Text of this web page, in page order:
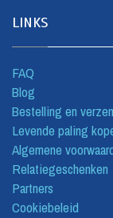
LINKS
FAQ
Blog
Bestelling en
Levende paling
Algemene
Relatiegeschenken
Partners
Cookiebeleid